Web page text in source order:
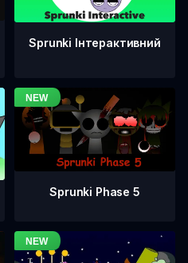
Sprunki Інтерактивний
Sprunki Phase 5